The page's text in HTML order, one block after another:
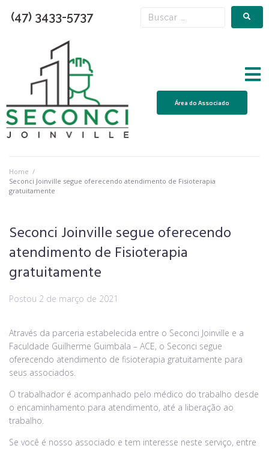
(47) 3433-5737
Área do Associado
Home /
Seconci Joinville segue oferecendo atendimento de Fisioterapia
gratuitamente
Seconci Joinville segue oferecendo
atendimento de Fisioterapia
gratuitamente
Postou 2 de março de 2021
Através da parceria estabelecida entre o Seconci Joinville e a
Faculdade Guilherme Guimbala – ACE, o Seconci segue
oferecendo atendimento de fisioterapia gratuitamente para
seus associados.
O trabalhador é acompanhado pelo médico do trabalho desde
o encaminhamento para atendimento, até a liberação ao
trabalho.
Se você é nosso associado e tem interesse neste serviço, entre